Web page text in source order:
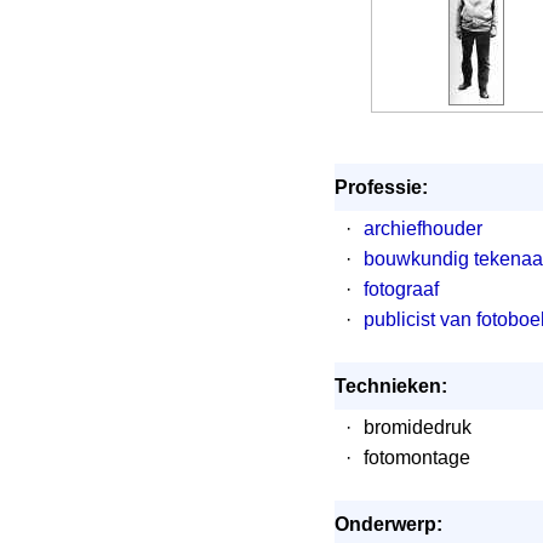
Professie:
·
archiefhouder
·
bouwkundig
·
fotograaf
·
publicist van
Technieken:
·
bromidedruk
·
fotomontage
Onderwerp: